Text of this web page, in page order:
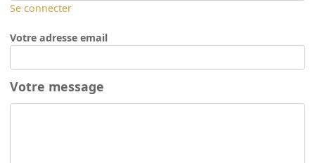
Se connecter
Votre adresse email
Votre message